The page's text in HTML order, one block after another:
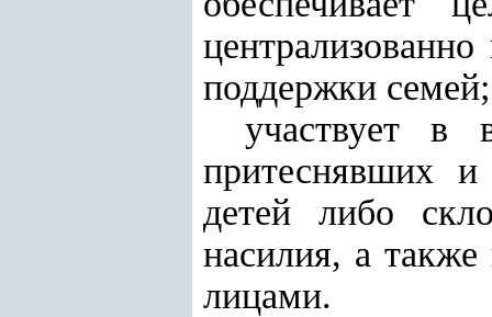
поддержки семей;
участвует в
притеснявших
детей либо
насилия, а
лицами.